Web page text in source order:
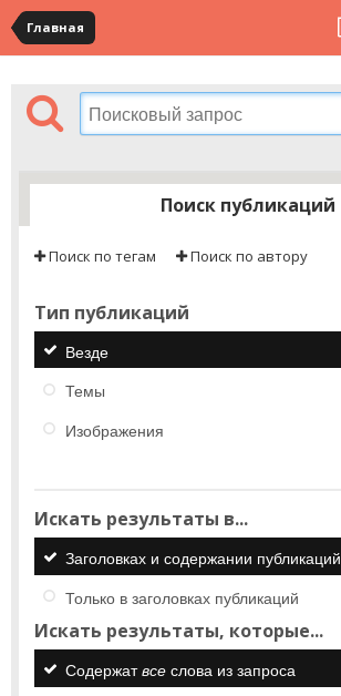
Главная
Поиск публикаций
Поиск по тегам Поиск по автору
Тип публикаций
Везде
Темы
Изображения
Искать результаты в...
Заголовках и содержании публикаций
Только в заголовках публикаций
Искать результаты, которые...
Содержатвсе слова из запроса